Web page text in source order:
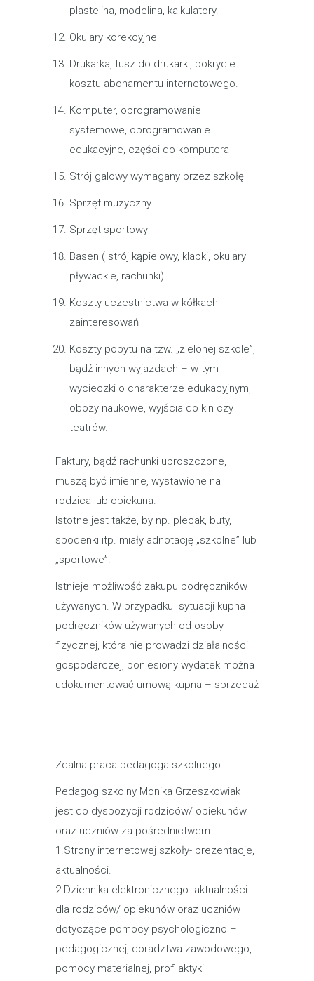
plastelina, modelina, kalkulatory.
Okulary korekcyjne
Drukarka, tusz do drukarki, pokrycie
kosztu abonamentu internetowego.
Komputer, oprogramowanie
systemowe, oprogramowanie
edukacyjne, części do komputera
Strój galowy wymagany przez szkołę
Sprzęt muzyczny
Sprzęt sportowy
Basen ( strój kąpielowy, klapki, okulary
pływackie, rachunki)
Koszty uczestnictwa w kółkach
zainteresowań
Koszty pobytu na tzw. „zielonej szkole”,
bądź innych wyjazdach – w tym
wycieczki o charakterze edukacyjnym,
obozy naukowe, wyjścia do kin czy
teatrów.
Faktury, bądź rachunki uproszczone,
muszą być imienne, wystawione na
rodzica lub opiekuna.
Istotne jest także, by np. plecak, buty,
spodenki itp. miały adnotację „szkolne” lub
„sportowe”.
Istnieje możliwość zakupu podręczników
używanych. W przypadku sytuacji kupna
podręczników używanych od osoby
fizycznej, która nie prowadzi działalności
gospodarczej, poniesiony wydatek można
udokumentować umową kupna – sprzedaż
Zdalna praca pedagoga szkolnego
Pedagog szkolny Monika Grzeszkowiak
jest do dyspozycji rodziców/ opiekunów
oraz uczniów za pośrednictwem:
1.Strony internetowej szkoły- prezentacje,
aktualności.
2.Dziennika elektronicznego- aktualności
dla rodziców/ opiekunów oraz uczniów
dotyczące pomocy psychologiczno –
pedagogicznej, doradztwa zawodowego,
pomocy materialnej, profilaktyki